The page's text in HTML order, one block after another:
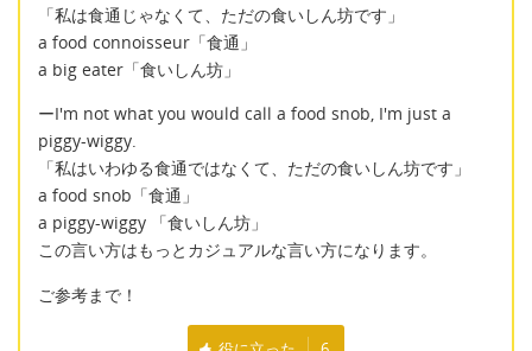
「私は食通じゃなくて、ただの食いしん坊です」
a food connoisseur「食通」
a big eater「食いしん坊」
ーI'm not what you would call a food snob, I'm just a
piggy-wiggy.
「私はいわゆる食通ではなくて、ただの食いしん坊です」
a food snob「食通」
a piggy-wiggy 「食いしん坊」
この言い方はもっとカジュアルな言い方になります。
ご参考まで！